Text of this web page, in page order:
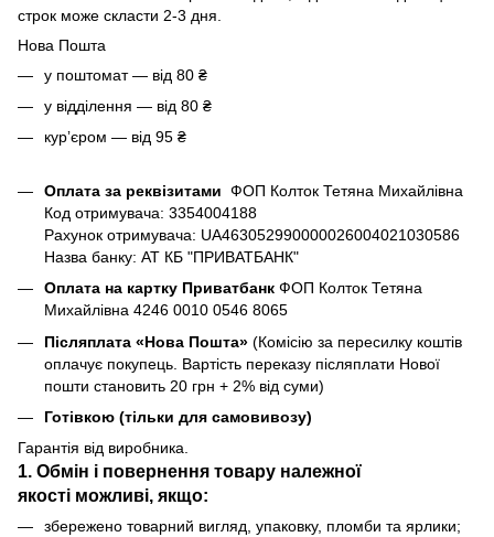
строк може скласти 2-3 дня.
Нова Пошта
у поштомат — від 80 ₴
у відділення — від 80 ₴
курʼєром — від 95 ₴
Оплата за реквізитами ФОП Колток Тетяна Михайлівна
Код отримувача: 3354004188
Рахунок отримувача: UA463052990000026004021030586
Назва банку: АТ КБ "ПРИВАТБАНК"
Оплата на картку Приватбанк ФОП Колток Тетяна
Михайлівна 4246 0010 0546 8065
Післяплата «Нова Пошта» (Комісію за пересилку коштів
оплачує покупець. Вартість переказу післяплати Нової
пошти становить 20 грн + 2% від суми)
Готівкою (тільки для самовивозу)
Гарантія від виробника.
1. Обмін і повернення товару належної
якості можливі, якщо:
збережено товарний вигляд, упаковку, пломби та ярлики;